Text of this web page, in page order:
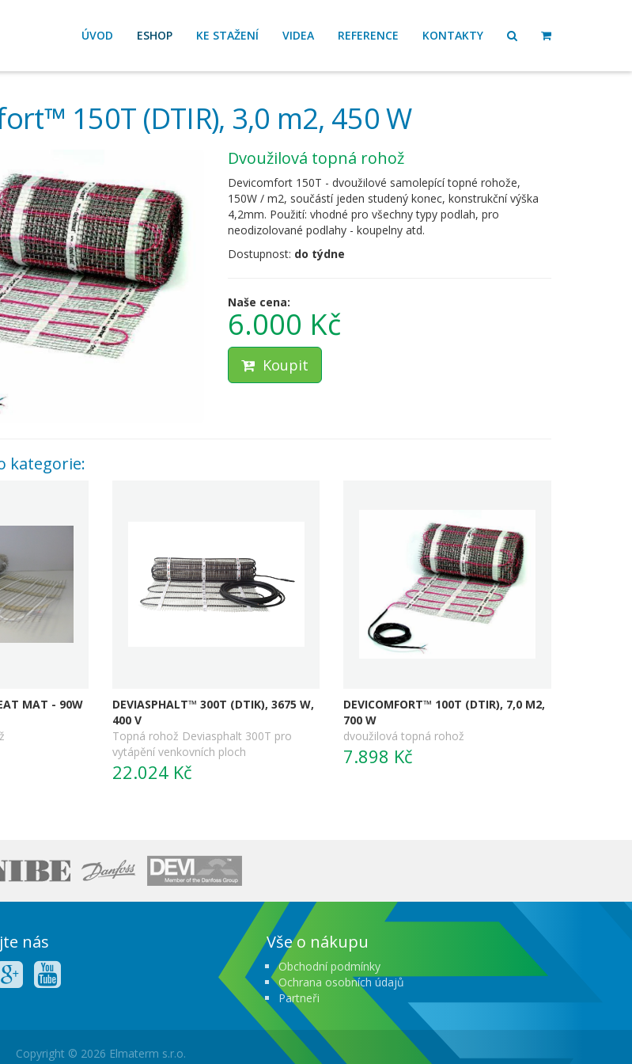
ÚVOD ESHOP KE STAŽENÍ VIDEA REFERENCE KONTAKTY
150T (DTIR), 3,0 m2, 450 W
dvoužilová topná rohož
Devicomfort 150T - dvoužilové samolepící topné rohože,
150W / m2, součástí jeden studený konec, konstrukční výška
4,2mm. Použití: vhodné pro všechny typy podlah, pro
neodizolované podlahy - koupelny atd.
Dostupnost: do týdne
Naše cena:
6.000 Kč
Koupit
kategorie:
MAT - 90W
DEVIASPHALT™ 300T (DTIK), 3675 W,
400 V
Topná rohož Deviasphalt 300T pro
vytápění venkovních ploch
22.024 Kč
DEVICOMFORT™ 100T (DTIR), 7,0 M2,
700 W
dvoužilová topná rohož
7.898 Kč
nás Vše o nákupu
Obchodní podmínky
Ochrana osobních údajů
Partneři
Copyright © 2026 Elmaterm s.r.o.